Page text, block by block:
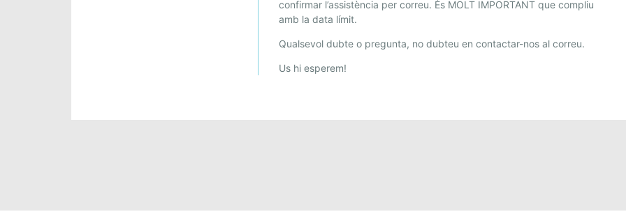
confirmar l’assistència per correu. És MOLT IMPORTANT que compliu
amb la data límit.
Qualsevol dubte o pregunta, no dubteu en contactar-nos al correu.
Us hi esperem!